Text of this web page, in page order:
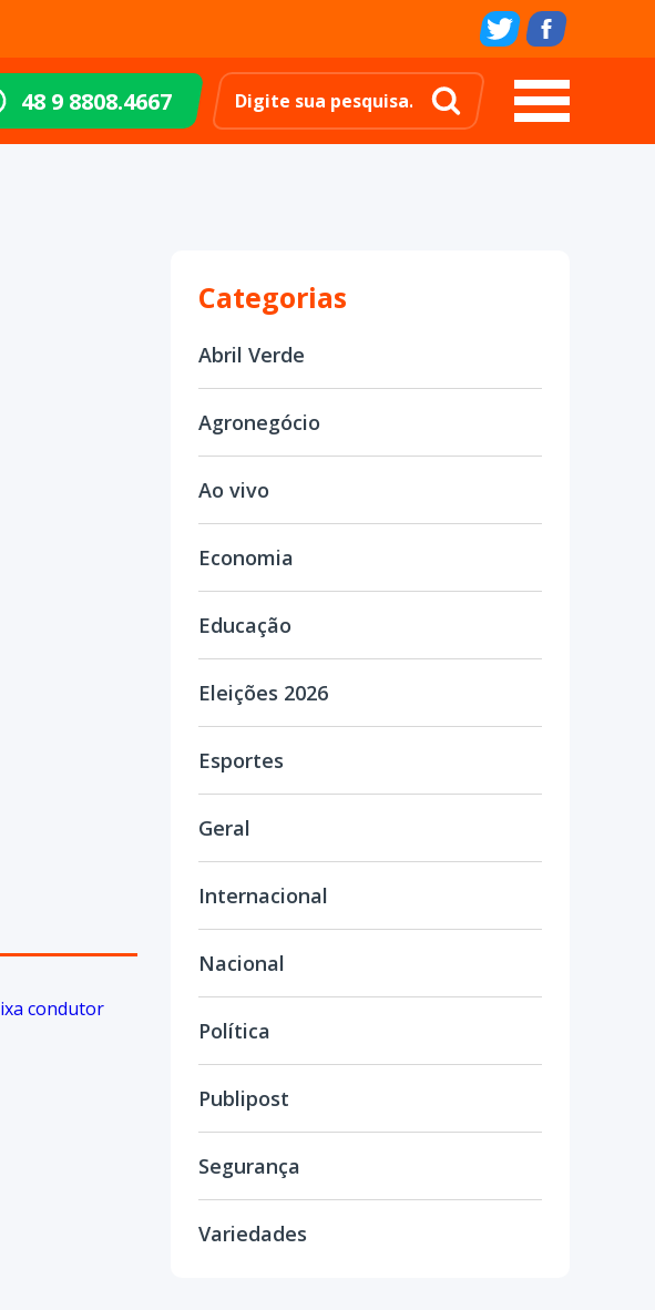
48 9 8808.4667
Categorias
Abril Verde
Agronegócio
Ao vivo
Economia
Educação
Eleições 2026
Esportes
Geral
Internacional
Nacional
Política
Publipost
Segurança
Variedades